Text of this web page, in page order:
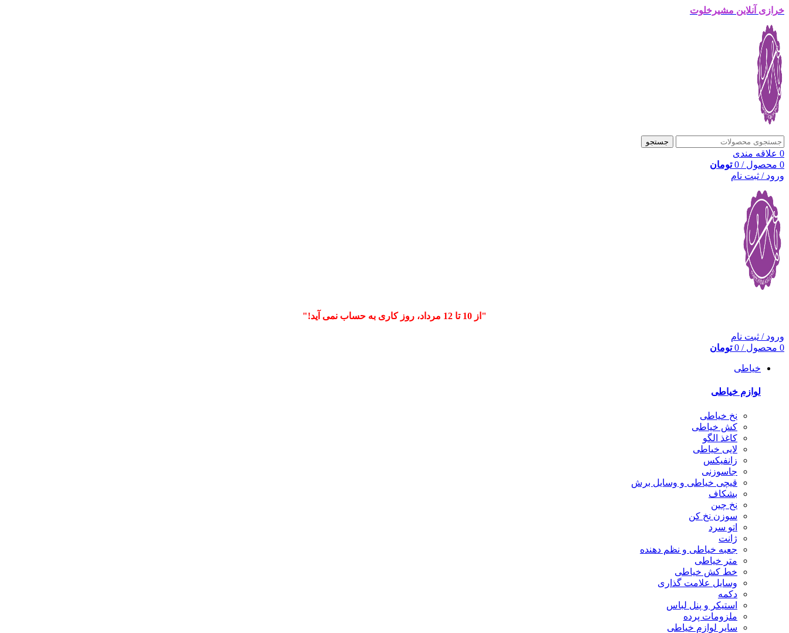
خرازی آنلاین مشیرخلوت
جستجو
0 علاقه مندی
0 محصول /
0 تومان
ورود / ثبت نام
"از 10 تا 12 مرداد، روز کاری به حساب نمی آید!"
ورود / ثبت نام
0 محصول /
0 تومان
خیاطی
لوازم خیاطی
نخ خیاطی
کش خیاطی
کاغذ الگو
لایی خیاطی
زانفیکس
جاسوزنی
قیچی خیاطی و وسایل برش
بشکاف
نخ چین
سوزن نخ کن
اتو سرد
ژانت
جعبه خیاطی و نظم دهنده
متر خیاطی
خط کش خیاطی
وسایل علامت گذاری
دکمه
استیکر و پنل لباس
ملزومات پرده
سایر لوازم خیاطی